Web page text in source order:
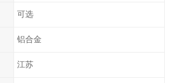
可选
铝合金
江苏